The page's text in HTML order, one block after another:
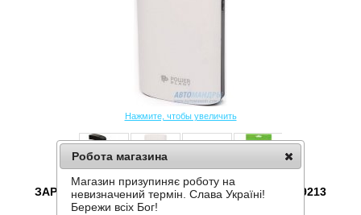
Нажмите, чтобы увеличить
ЗАРЯДНОЕ УСТРОЙСТВО POWERPLANT PB-LA9213
Робота магазина
Магазин призупиняє роботу на
невизначений термін. Слава Україні!
Бережи всіх Бог!